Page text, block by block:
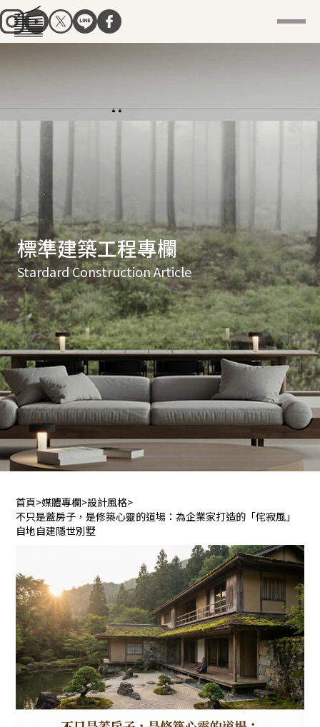
標準建築工程專欄
Stardard Construction Article
首頁>媒體專欄>設計風格>
不只是蓋房子，是修築心靈的道場：為企業家打造的「侘寂風」
自地自建隱世別墅